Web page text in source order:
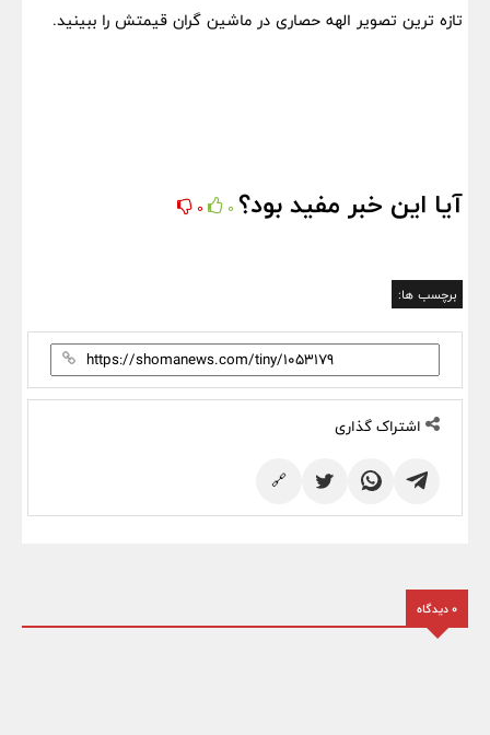
تازه ترین تصویر الهه حصاری در ماشین گران قیمتش را ببینید.
آیا این خبر مفید بود؟ 0
0
برچسب ها:
اشتراک گذاری
🔗
0 دیدگاه